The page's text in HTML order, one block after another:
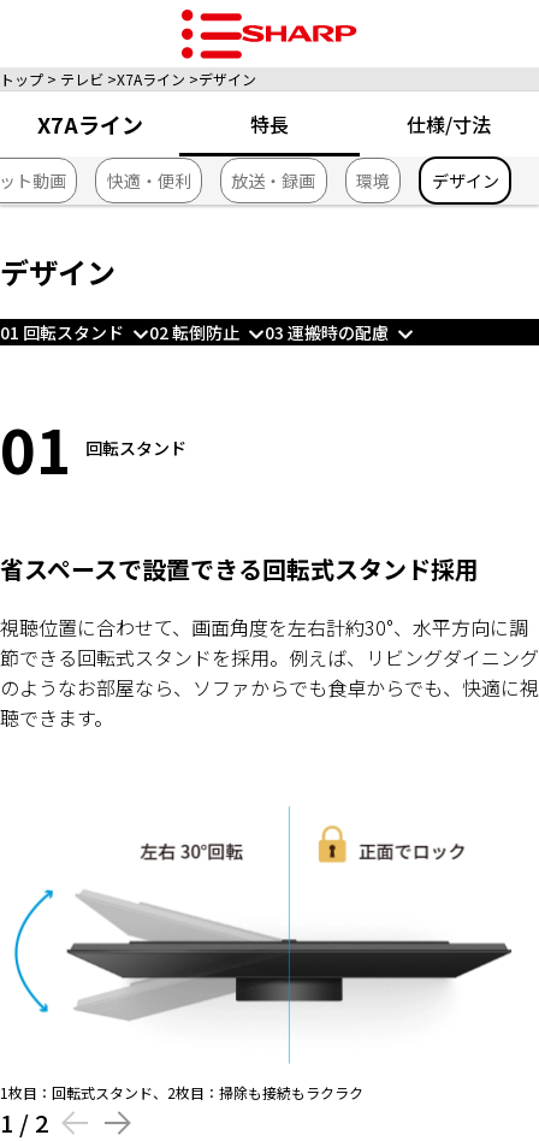
トップ テレビ X7Aライン デザイン
X7Aライン 特長
ト動画 快適・便利 放送・録画 環境 デザイン
仕様/寸法
デザイン
01 回転スタンド 02 転倒防止 03 運搬時の配慮
01 回転スタンド
省スペースで設置できる回転式スタンド採用
視聴位置に合わせて、画面角度を左右計約30°、水平方向に調
節できる回転式スタンドを採用。例えば、リビングダイニング
のようなお部屋なら、ソファからでも食卓からでも、快適に視
聴できます。
1枚目：回転式スタンド、2枚目：掃除も接続もラクラク
1 / 2